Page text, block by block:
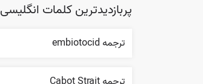
پربازدیدترین کلمات انگلیسی
ترجمه embiotocid